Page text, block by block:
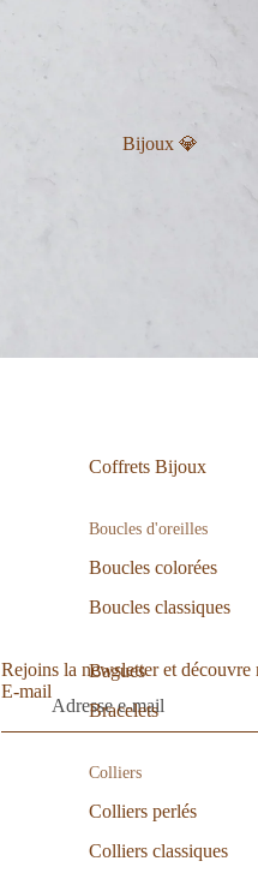
Bijoux 💎
Coffrets Bijoux
Boucles d'oreilles
Boucles colorées
Boucles classiques
Bagues
Bracelets
Colliers
Colliers perlés
Colliers classiques
Rejoins la newsletter et découvre
E-mail
Politique de remboursement
Politique de confidentialité
Conditions d’utilisation
Politique d’expédition